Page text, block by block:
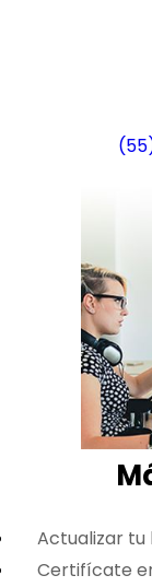
Actualizar tu
Certifícate